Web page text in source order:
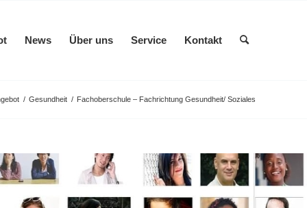
News Über uns Service Kontakt
/ Gesundheit / Fachoberschule – Fachrichtung Gesundheit/ Soziales